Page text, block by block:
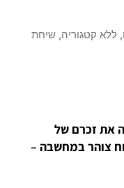
,ללא קטגוריה,שיחת
את זכרם של
צוהר במחשבה –